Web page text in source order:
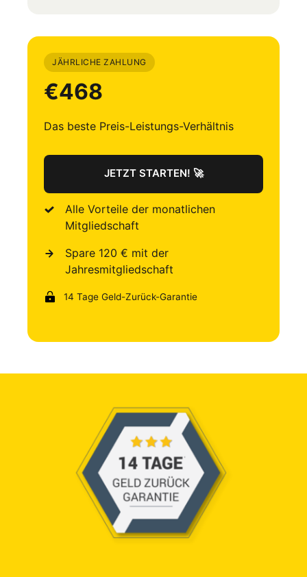
JÄHRLICHE ZAHLUNG
€468
JETZT STARTEN! 🚀
Alle Vorteile der monatlichen
Mitgliedschaft
Spare 120 € mit der
Jahresmitgliedschaft​
14 Tage Geld-Zurück-Garantie